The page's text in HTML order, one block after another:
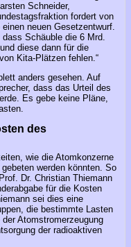
Schneider,
fordert von
neuen Gesetzentwurf.
Schäuble die 6 Mrd.
diese dann für die
Kita-Plätzen fehlen.“
anders gesehen. Auf
dass das Urteil des
Es gebe keine Pläne,
des
wie die Atomkonzerne
werden könnten. So
Dr. Christian Thiemann
für die Kosten
sei dies eine
die bestimmte Lasten
Atomstromerzeugung
der radioaktiven